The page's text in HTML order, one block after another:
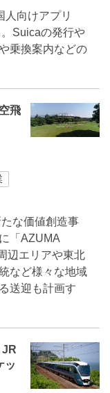
向けアプリ
Suicaの発行や
乗換案内などの
飛
な価値創造事
「AZUMA
辺エリアや東北
など様々な地域
送迎も計画す
JR
ッ